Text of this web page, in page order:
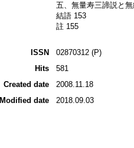
五、無量寿三諦説と
結語 153
註 155
ISSN
02870312 (P)
Hits
581
Created date
2008.11.18
Modified date
2018.09.03